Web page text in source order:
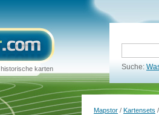
historische karten Suche:
Mapstor / Kartensets